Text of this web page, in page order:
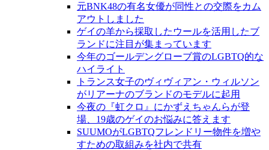
元BNK48の有名女優が同性との交際をカム
アウトしました
ゲイの羊から採取したウールを活用したブ
ランドに注目が集まっています
今年のゴールデングローブ賞のLGBTQ的な
ハイライト
トランス女子のヴィヴィアン・ウィルソン
がリアーナのブランドのモデルに起用
今夜の『虹クロ』にかずえちゃんらが登
場、19歳のゲイのお悩みに答えます
SUUMOがLGBTQフレンドリー物件を増や
すための取組みを社内で共有